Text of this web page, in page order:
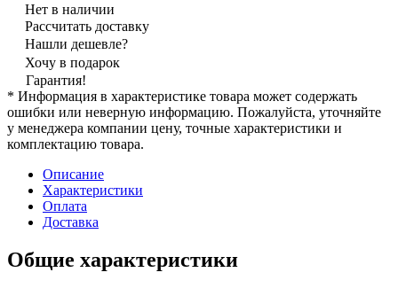
Нет в наличии
Рассчитать доставку
Нашли дешевле?
Хочу в подарок
Гарантия!
* Информация в характеристике товара может содержать
ошибки или неверную информацию. Пожалуйста, уточняйте
у менеджера компании цену, точные характеристики и
комплектацию товара.
Описание
Характеристики
Оплата
Доставка
Общие характеристики